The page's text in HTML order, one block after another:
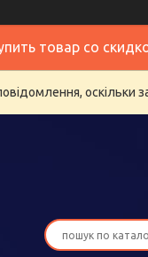
товар со
оскільки